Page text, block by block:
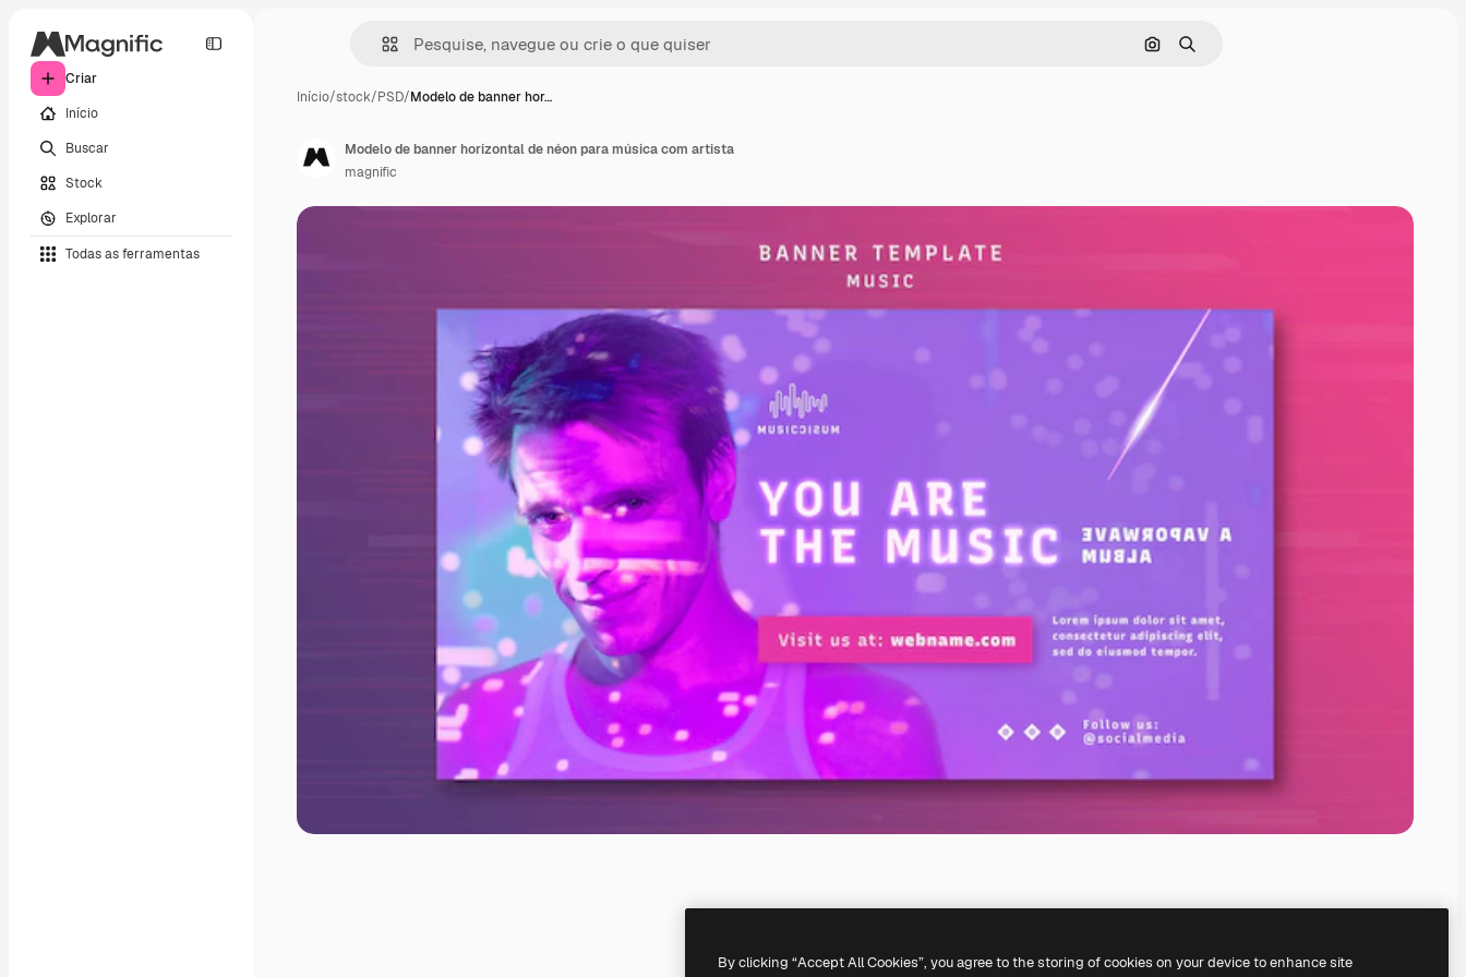
Criar
Início
Buscar
Stock
Explorar
Todas as ferramentas
Pesquisar por imagem
Buscar
Início/stock/PSD/Modelo de banner hor…
Modelo de banner horizontal de néon para música com artista
magnific
By clicking “Accept All Cookies”, you agree to the storing of cookies on your device to enhance site